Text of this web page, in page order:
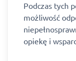
Podczas tych
możliwość
opiekę i